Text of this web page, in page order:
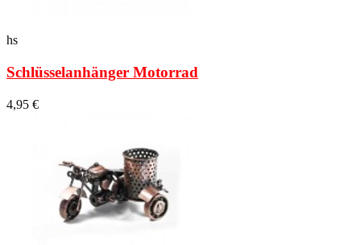
hs
Schlüsselanhänger Motorrad
4,95 €